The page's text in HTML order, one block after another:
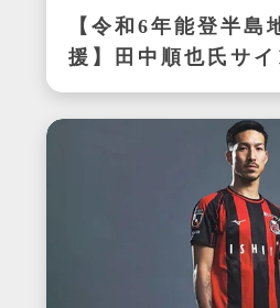
【令和6年能登半島
援】田中順也氏サ
ニフォーム